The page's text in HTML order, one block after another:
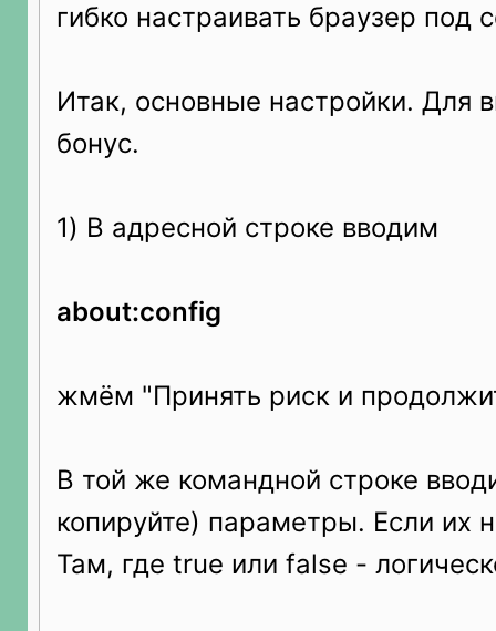
гибко настраивать браузер под
Итак, основные настройки. Для
бонус.
1) В адресной строке вводим
about:config
жмём "Принять риск и
В той же командной строке
копируйте) параметры. Если их
Там, где true или false -